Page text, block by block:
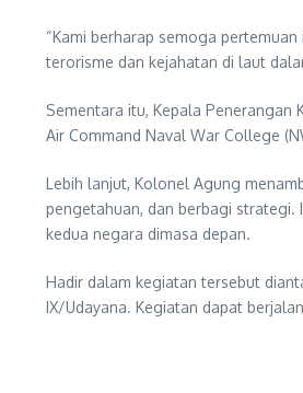
“Kami berharap semoga
terorisme dan kejahatan di laut
Sementara itu, Kepala Penerangan
Air Command Naval War College
Lebih lanjut, Kolonel Agung
pengetahuan, dan berbagi strategi.
kedua negara dimasa depan.
Hadir dalam kegiatan tersebut
IX/Udayana. Kegiatan dapat